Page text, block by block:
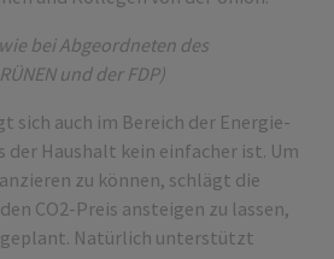
bei Abgeordneten des
und der FDP)
auch im Bereich der Energie-
Haushalt kein einfacher ist. Um
zu können, schlägt die
CO2-Preis ansteigen zu lassen,
Natürlich unterstützt